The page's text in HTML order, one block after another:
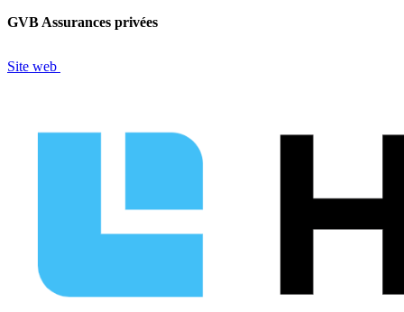
GVB Assurances privées
Site web